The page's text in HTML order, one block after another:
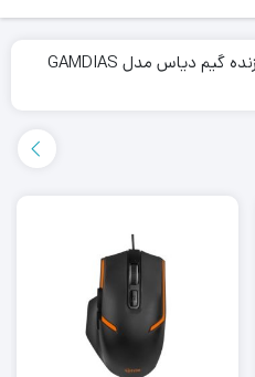
خنک کننده پردازنده گیم دیاس مدل GAMDIAS